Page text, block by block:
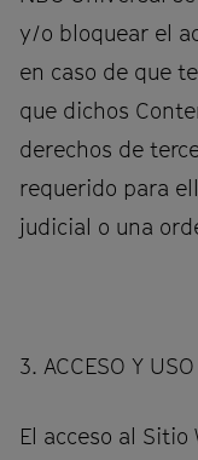
y/o bloquear el
en caso de que
que dichos
derechos de
requerido para
judicial o una
3. ACCESO Y
El acceso al